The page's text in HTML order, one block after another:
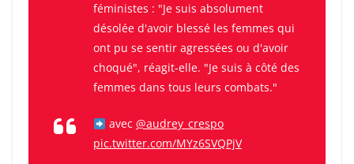
féministes : "Je suis absolument
désolée d'avoir blessé les femmes qui
ont pu se sentir agressées ou d'avoir
choqué", réagit-elle. "Je suis à côté des
femmes dans tous leurs combats."
avec @audrey_crespo
pic.twitter.com/MYz6SVQPjV